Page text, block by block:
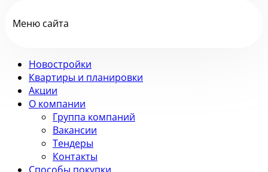
Меню сайта
Новостройки
Квартиры и планировки
Акции
О компании
Группа компаний
Вакансии
Тендеры
Контакты